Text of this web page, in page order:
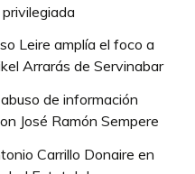
Leire amplía el foco a
Arrarás de Servinabar
de información
José Ramón Sempere
Carrillo Donaire en